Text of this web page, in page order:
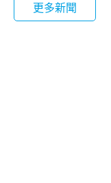
更多新聞